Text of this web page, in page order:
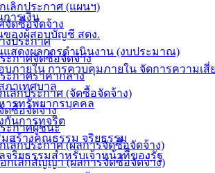
เลิกประกาศ (แผนฯ)
จัดซื้อจัดจ้าง
งประกาศ
ะกาศจัดซื้อจัดจ้าง
ะกาศราคากลาง
เลิกประกาศ (จัดซื้อจัดจ้าง)
ดซื้อจัดจ้าง
ะกาศผู้ชนะ
เลิกประกาศ (ผลการจัดซื้อจัดจ้าง)
กเลิกสัญญา (ผลการจัดซื้อจัดจ้าง)
การเงิน
ของผู้สอบบัญชี สตง.
แสดงผลการดำเนินงาน (งบประมาณ)
บภายใน การควบคุมภายใน จัดการความเสี่
ภาเทศบาล
ารทรัพยากรบุคคล
กันการทุจริต
มสร้างคุณธรรม จริยธรรม
จริยธรรมสำหรับเจ้าหน้าที่ของรัฐ